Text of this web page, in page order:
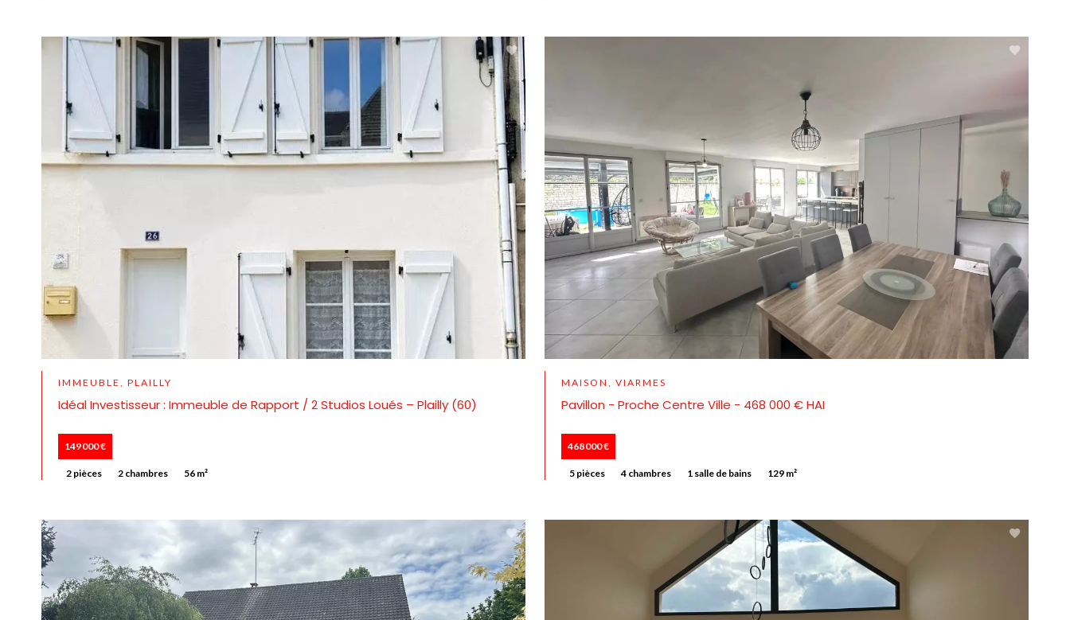
IMMEUBLE, PLAILLY
Idéal Investisseur : Immeuble de Rapport / 2 Studios Loués – Plailly (60)
149 000 €
2 pièces 2 chambres 56 m²
MAISON, VIARMES
Pavillon - Proche Centre Ville - 468 000 € HAI
468 000 €
5 pièces 4 chambres 1 salle de bains 129 m²